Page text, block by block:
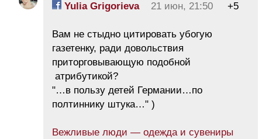
Yulia Grigorieva 21 июн, 21:50 +5
Вам не стыдно цитировать убогую
газетенку, ради довольствия
приторговывающую подобной
атрибутикой?
"…в пользу детей Германии…по
полтиннику штука…" )
Вежливые люди — одежда и сувениры